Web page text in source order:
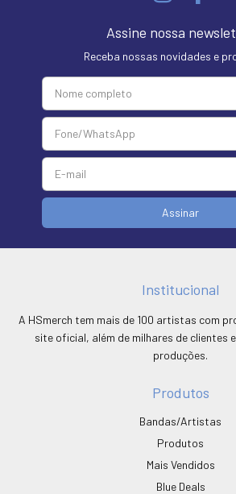
Assine nossa
Receba nossas novidades e
Institucional
A HSmerch tem mais de 100 artistas com
site oficial, além de milhares de clientes
produções.
Produtos
Bandas/Artistas
Produtos
Mais Vendidos
Blue Deals